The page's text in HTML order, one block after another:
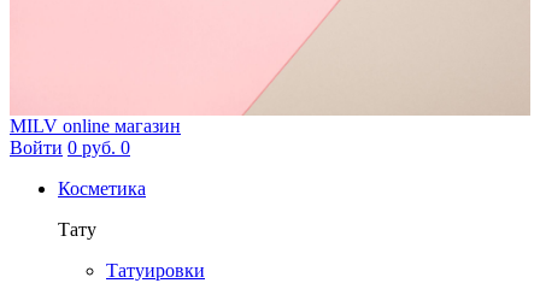
MILV online магазин
Войти 0 руб. 0
Косметика
Тату
Татуировки